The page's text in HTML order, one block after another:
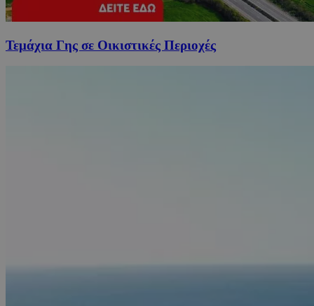
Τεμάχια Γης σε Οικιστικές Περιοχές